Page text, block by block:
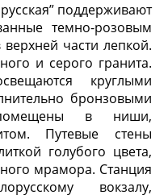
поддерживают
темно-розовым
части лепкой.
и серого гранита.
круглыми
бронзовыми
в ниши,
Путевые стены
голубого цвета,
мрамора. Станция
вокзалу,